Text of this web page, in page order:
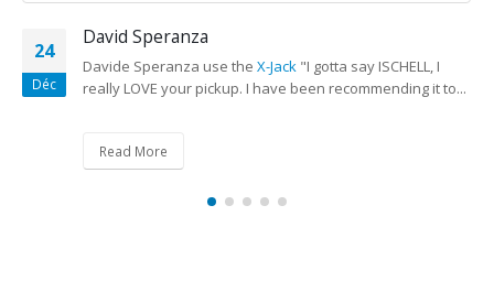
24
Déc
David Speranza
Davide Speranza use the X-Jack "I gotta say ISCHELL, I
really LOVE your pickup. I have been recommending it to...
Read More